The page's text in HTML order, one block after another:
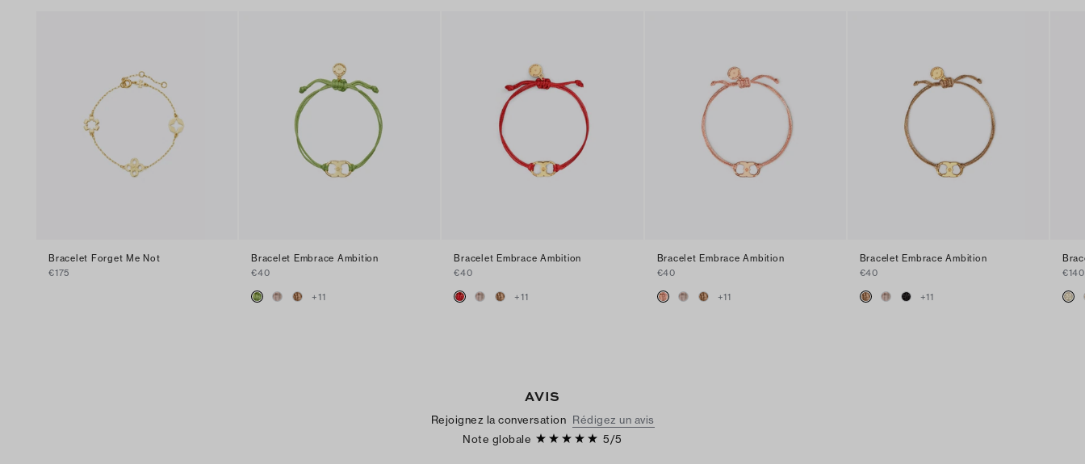
Bracelet Forget Me Not
€175
Bracelet Embrace Ambition
€40
+11
Bracelet Embrace Ambition
€40
+11
Bracelet Embrace Ambition
€40
+11
Bracelet Embrace Ambition
€40
+11
€140
AVIS
Rejoignez la conversation Rédigez un avis
Note globale
5/5